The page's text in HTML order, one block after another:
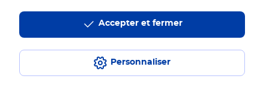
Personnaliser
Accepter et fermer
La Poste recrute